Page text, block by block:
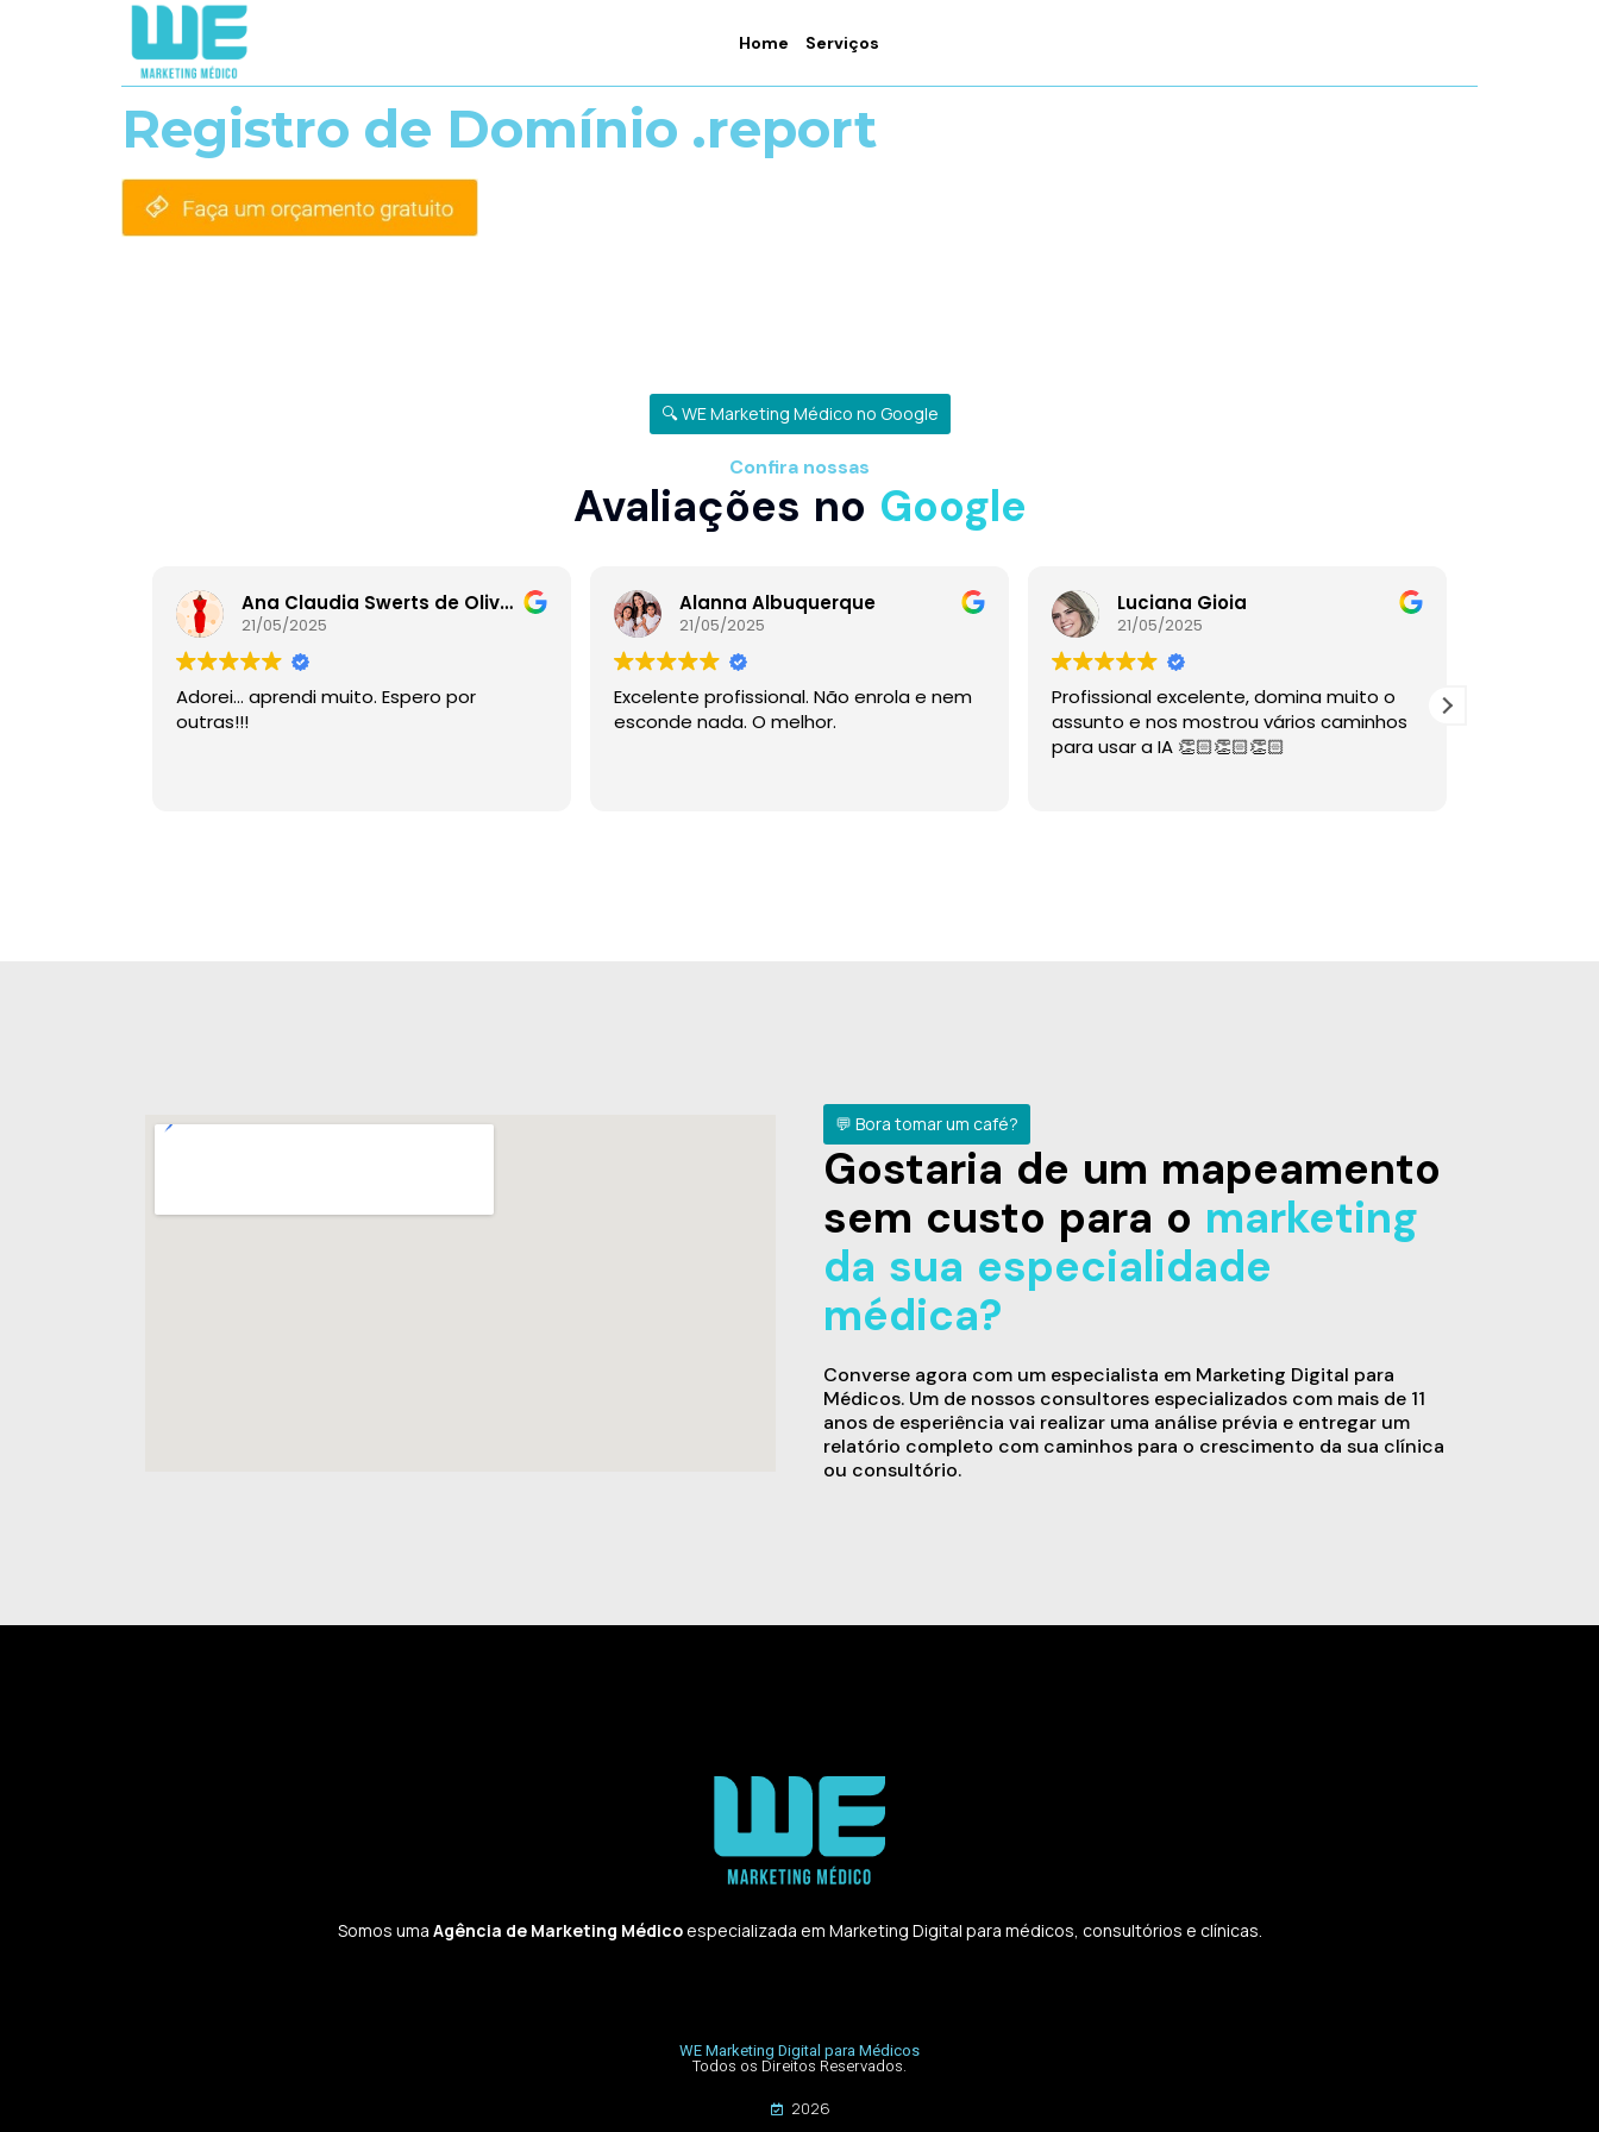
Home Serviços
Registro de Domínio .report
🔍 WE Marketing Médico no Google
Confira nossas
Avaliações no Google
Ana Claudia Swerts de Oliveira
21/05/2025
Adorei… aprendi muito. Espero por
outras!!!
Alanna Albuquerque
21/05/2025
Excelente profissional. Não enrola e nem
esconde nada. O melhor.
Luciana Gioia
21/05/2025
Profissional excelente, domina muito o
assunto e nos mostrou vários caminhos
para usar a IA 👏🏻👏🏻👏🏻
💬 Bora tomar um café?
Gostaria de um mapeamento
sem custo para o marketing
da sua especialidade
médica?
Converse agora com um especialista em Marketing Digital para
Médicos. Um de nossos consultores especializados com mais de 11
anos de esperiência vai realizar uma análise prévia e entregar um
relatório completo com caminhos para o crescimento da sua clínica
ou consultório.
Somos uma Agência de Marketing Médicoespecializada em Marketing Digital para médicos, consultórios e clínicas.
WE Marketing Digital para Médicos
Todos os Direitos Reservados.
2026